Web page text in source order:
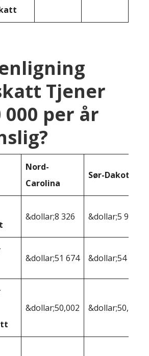
Tjener
000 per år
Nord-
Carolina
Sør-Dakota
&dollar;8 326 &dollar;5 968
&dollar;51 674 &dollar;54 032
&dollar;50,002 &dollar;50,975